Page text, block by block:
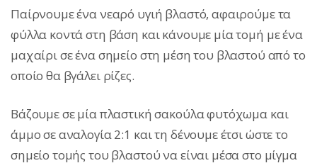
Παίρνουμε ένα νεαρό υγιή βλαστό, αφαιρούμε τα
φύλλα κοντά στη βάση και κάνουμε μία τομή με ένα
μαχαίρι σε ένα σημείο στη μέση του βλαστού από το
οποίο θα βγάλει ρίζες.
Βάζουμε σε μία πλαστική σακούλα φυτόχωμα και
άμμο σε αναλογία 2:1 και τη δένουμε έτσι ώστε το
σημείο τομής του βλαστού να είναι μέσα στο μίγμα